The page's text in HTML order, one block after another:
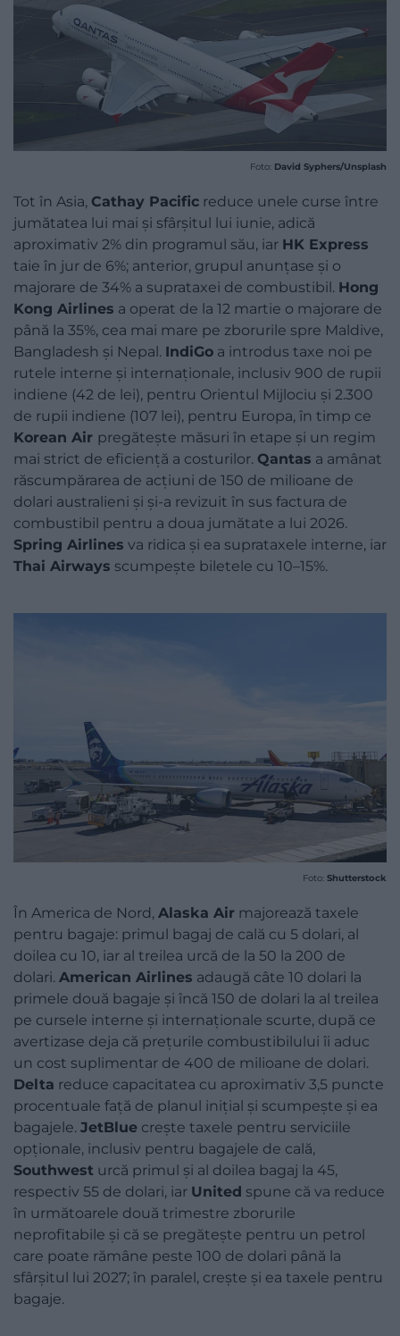
Foto: David Syphers/Unsplash
Tot în Asia, Cathay Pacific reduce unele curse între
jumătatea lui mai și sfârșitul lui iunie, adică
aproximativ 2% din programul său, iar HK Express
taie în jur de 6%; anterior, grupul anunțase și o
majorare de 34% a suprataxei de combustibil. Hong
Kong Airlines a operat de la 12 martie o majorare de
până la 35%, cea mai mare pe zborurile spre Maldive,
Bangladesh și Nepal. IndiGo a introdus taxe noi pe
rutele interne și internaționale, inclusiv 900 de rupii
indiene (42 de lei), pentru Orientul Mijlociu și 2.300
de rupii indiene (107 lei), pentru Europa, în timp ce
Korean Air pregătește măsuri în etape și un regim
mai strict de eficiență a costurilor. Qantas a amânat
răscumpărarea de acțiuni de 150 de milioane de
dolari australieni și și-a revizuit în sus factura de
combustibil pentru a doua jumătate a lui 2026.
Spring Airlines va ridica și ea suprataxele interne, iar
Thai Airways scumpește biletele cu 10–15%.
Foto: Shutterstock
În America de Nord, Alaska Air majorează taxele
pentru bagaje: primul bagaj de cală cu 5 dolari, al
doilea cu 10, iar al treilea urcă de la 50 la 200 de
dolari. American Airlines adaugă câte 10 dolari la
primele două bagaje și încă 150 de dolari la al treilea
pe cursele interne și internaționale scurte, după ce
avertizase deja că prețurile combustibilului îi aduc
un cost suplimentar de 400 de milioane de dolari.
Delta reduce capacitatea cu aproximativ 3,5 puncte
procentuale față de planul inițial și scumpește și ea
bagajele. JetBlue crește taxele pentru serviciile
opționale, inclusiv pentru bagajele de cală,
Southwest urcă primul și al doilea bagaj la 45,
respectiv 55 de dolari, iar United spune că va reduce
în următoarele două trimestre zborurile
neprofitabile și că se pregătește pentru un petrol
care poate rămâne peste 100 de dolari până la
sfârșitul lui 2027; în paralel, crește și ea taxele pentru
bagaje.